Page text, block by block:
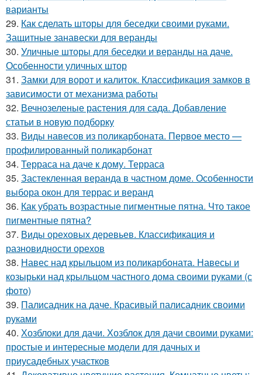
варианты
29. Как сделать шторы для беседки своими руками.
Защитные занавески для веранды
30. Уличные шторы для беседки и веранды на даче.
Особенности уличных штор
31. Замки для ворот и калиток. Классификация замков в
зависимости от механизма работы
32. Вечнозеленые растения для сада. Добавление
статьи в новую подборку
33. Виды навесов из поликарбоната. Первое место —
профилированный поликарбонат
34. Терраса на даче к дому. Терраса
35. Застекленная веранда в частном доме. Особенности
выбора окон для террас и веранд
36. Как убрать возрастные пигментные пятна. Что такое
пигментные пятна?
37. Виды ореховых деревьев. Классификация и
разновидности орехов
38. Навес над крыльцом из поликарбоната. Навесы и
козырьки над крыльцом частного дома своими руками (с
фото)
39. Палисадник на даче. Красивый палисадник своими
руками
40. Хозблоки для дачи. Хозблок для дачи своими руками:
простые и интересные модели для дачных и
приусадебных участков